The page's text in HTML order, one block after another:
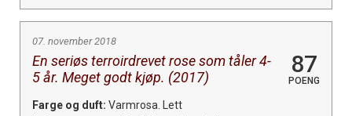
07. november 2018
En seriøs terroirdrevet rose som tåler 4-
5 år. Meget godt kjøp. (2017)
87
POENG
Farge og duft: Varmrosa. Lett